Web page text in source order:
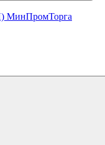
МинПромТорга